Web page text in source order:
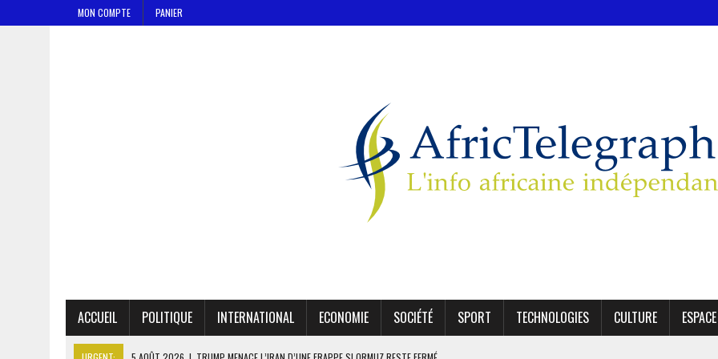
MON COMPTE PANIER
ACCUEIL POLITIQUE INTERNATIONAL ECONOMIE SOCIÉTÉ SPORT TECHNOLOGIES CULTURE